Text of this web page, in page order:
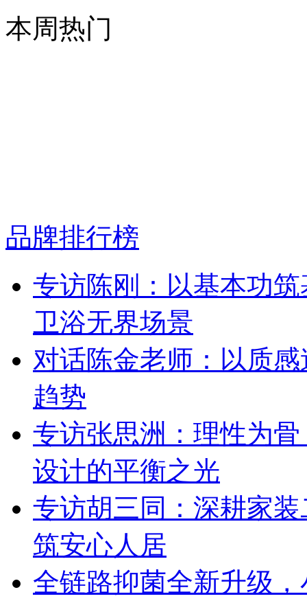
本周热门
品牌排行榜
专访陈刚：以基本功
卫浴无界场景
对话陈金老师：以质
趋势
专访张思洲：理性为
设计的平衡之光
专访胡三同：深耕家
筑安心人居
全链路抑菌全新升级